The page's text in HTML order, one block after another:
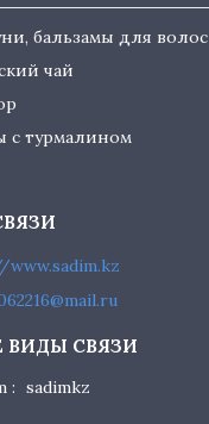
бальзамы для волос
чай
с турмалином
sadimkz